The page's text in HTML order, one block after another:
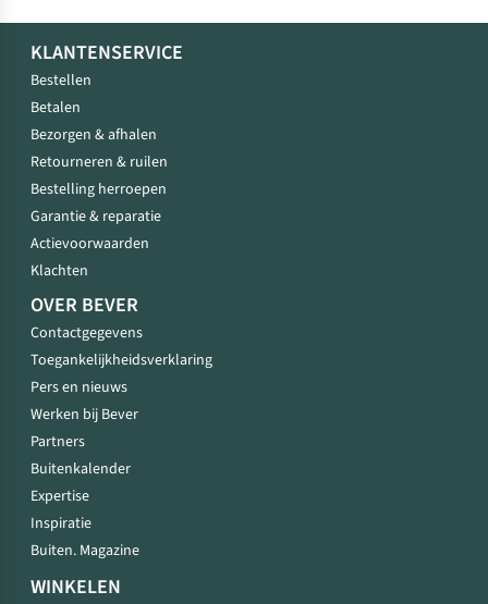
KLANTENSERVICE
Bestellen
Betalen
Bezorgen & afhalen
Retourneren & ruilen
Bestelling herroepen
Garantie & reparatie
Actievoorwaarden
Klachten
OVER BEVER
Contactgegevens
Toegankelijkheidsverklaring
Pers en nieuws
Werken bij Bever
Partners
Buitenkalender
Expertise
Inspiratie
Buiten. Magazine
WINKELEN